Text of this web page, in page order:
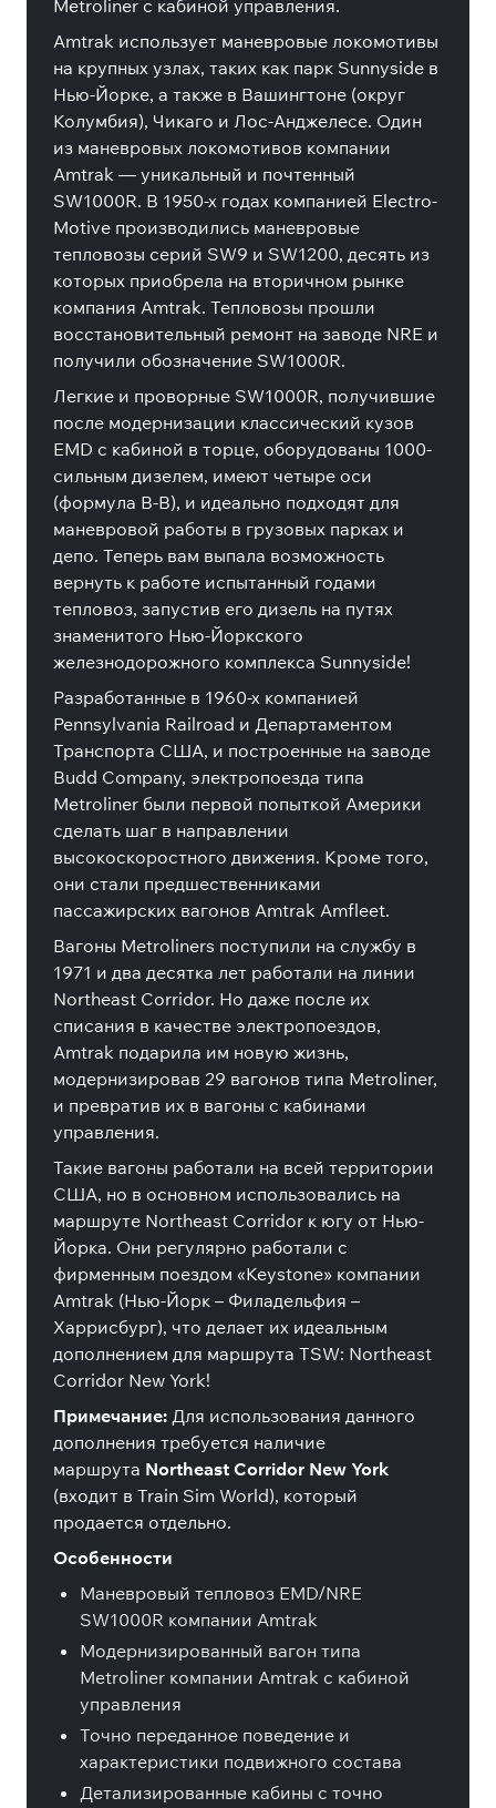
Metroliner с кабиной управления.
Amtrak использует маневровые локомотивы
на крупных узлах, таких как парк Sunnyside в
Нью-Йорке, а также в Вашингтоне (округ
Колумбия), Чикаго и Лос-Анджелесе. Один
из маневровых локомотивов компании
Amtrak — уникальный и почтенный
SW1000R. В 1950-х годах компанией Electro-
Motive производились маневровые
тепловозы серий SW9 и SW1200, десять из
которых приобрела на вторичном рынке
компания Amtrak. Тепловозы прошли
восстановительный ремонт на заводе NRE и
получили обозначение SW1000R.
Легкие и проворные SW1000R, получившие
после модернизации классический кузов
EMD с кабиной в торце, оборудованы 1000-
сильным дизелем, имеют четыре оси
(формула B-B), и идеально подходят для
маневровой работы в грузовых парках и
депо. Теперь вам выпала возможность
вернуть к работе испытанный годами
тепловоз, запустив его дизель на путях
знаменитого Нью-Йоркского
железнодорожного комплекса Sunnyside!
Разработанные в 1960-х компанией
Pennsylvania Railroad и Департаментом
Транспорта США, и построенные на заводе
Budd Company, электропоезда типа
Metroliner были первой попыткой Америки
сделать шаг в направлении
высокоскоростного движения. Кроме того,
они стали предшественниками
пассажирских вагонов Amtrak Amfleet.
Вагоны Metroliners поступили на службу в
1971 и два десятка лет работали на линии
Northeast Corridor. Но даже после их
списания в качестве электропоездов,
Amtrak подарила им новую жизнь,
модернизировав 29 вагонов типа Metroliner,
и превратив их в вагоны с кабинами
управления.
Такие вагоны работали на всей территории
США, но в основном использовались на
маршруте Northeast Corridor к югу от Нью-
Йорка. Они регулярно работали с
фирменным поездом «Keystone» компании
Amtrak (Нью-Йорк – Филадельфия –
Харрисбург), что делает их идеальным
дополнением для маршрута TSW: Northeast
Corridor New York!
Примечание: Для использования данного
дополнения требуется наличие
маршрута Northeast Corridor New York
(входит в Train Sim World), который
продается отдельно.
Особенности
Маневровый тепловоз EMD/NRE
SW1000R компании Amtrak
Модернизированный вагон типа
Metroliner компании Amtrak с кабиной
управления
Точно переданное поведение и
характеристики подвижного состава
Детализированные кабины с точно